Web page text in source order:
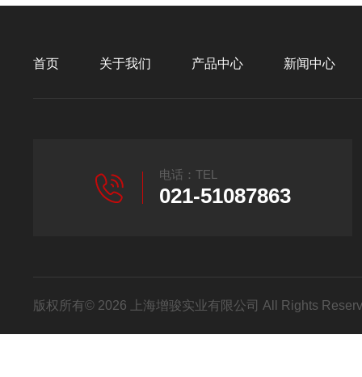
首页 关于我们 产品中心 新闻中心
电话：TEL
021-51087863
版权所有© 2026 上海增骏实业有限公司 All Rights